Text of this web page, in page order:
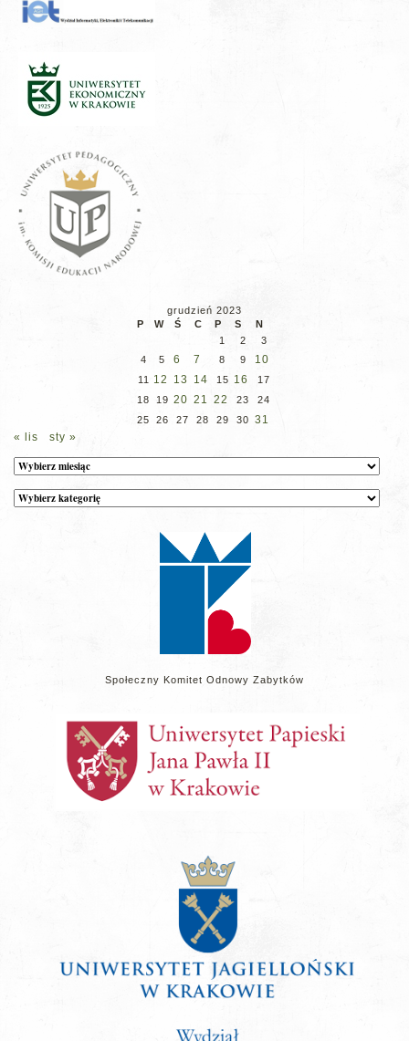
grudzień 2023
P
W Ś C P S
N
1
2
3
4
5 6 7 8 9 10
11 12 13 14 15 16
17
18
19 20 21 22 23
24
25
26 27 28 29 30 31
« lis
sty »
Archiwum
Kategorie
wpisów
Społeczny Komitet Odnowy Zabytków